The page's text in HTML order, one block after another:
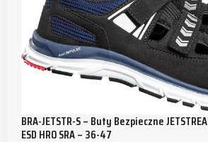
BRA-JETSTR-S – Buty Bezpieczne
ESD HRO SRA – 36-47